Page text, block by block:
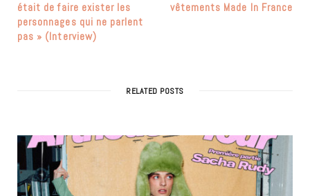
était de faire exister les
personnages qui ne parlent
pas » (Interview)
vêtements Made In France
RELATED POSTS